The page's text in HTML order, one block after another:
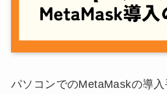
パソコンでのMetaMaskの導